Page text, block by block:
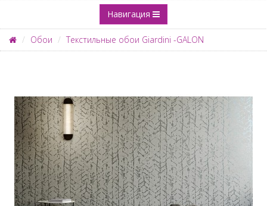
Навигация
Обои Текстильные обои Giardini -GALON